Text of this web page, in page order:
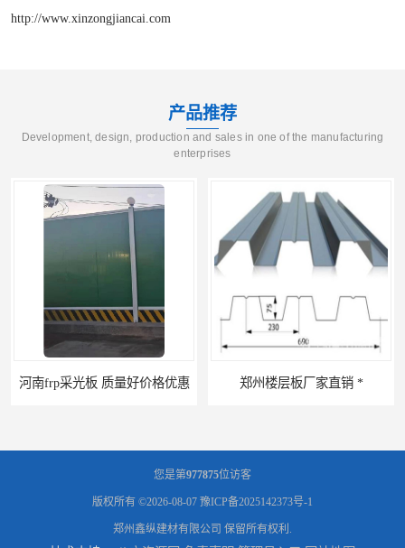
http://www.xinzongjiancai.com
产品推荐
Development, design, production and sales in one of the manufacturing
enterprises
郑州楼层板厂家直销 *
您是第977875位访客
版权所有 ©2026-08-07 豫ICP备2025142373号-1
郑州鑫纵建材有限公司 保留所有权利.